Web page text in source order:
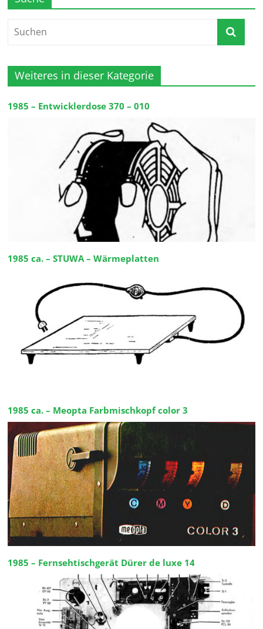
Weiteres in dieser Kategorie
1985 – Entwicklerdose 370 – 010
1985 ca. – STUWA – Wärmeplatten
1985 ca. – Meopta Farbmischkopf color 3
1985 – Fernsehtischgerät Dürer de luxe 14